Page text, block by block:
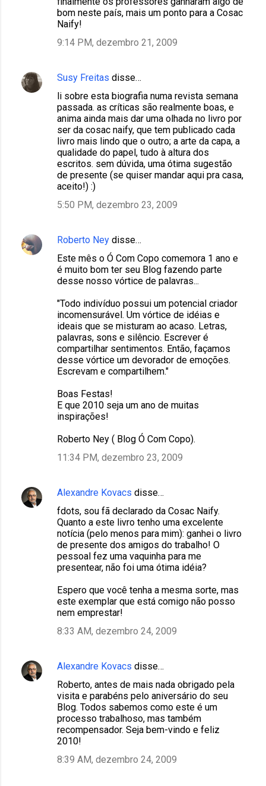
bom neste país, mais um ponto para a Cosac
Naify!
9:14 PM, dezembro 21, 2009
Susy Freitas disse…
li sobre esta biografia numa revista semana
passada. as críticas são realmente boas, e
anima ainda mais dar uma olhada no livro por
ser da cosac naify, que tem publicado cada
livro mais lindo que o outro; a arte da capa, a
qualidade do papel, tudo à altura dos
escritos. sem dúvida, uma ótima sugestão
de presente (se quiser mandar aqui pra casa,
aceito!) :)
5:50 PM, dezembro 23, 2009
Roberto Ney disse…
Este mês o Ó Com Copo comemora 1 ano e
é muito bom ter seu Blog fazendo parte
desse nosso vórtice de palavras...
"Todo indivíduo possui um potencial criador
incomensurável. Um vórtice de idéias e
ideais que se misturam ao acaso. Letras,
palavras, sons e silêncio. Escrever é
compartilhar sentimentos. Então, façamos
desse vórtice um devorador de emoções.
Escrevam e compartilhem."
Boas Festas!
E que 2010 seja um ano de muitas
inspirações!
Roberto Ney ( Blog Ó Com Copo).
11:34 PM, dezembro 23, 2009
Alexandre Kovacs disse…
fdots, sou fã declarado da Cosac Naify.
Quanto a este livro tenho uma excelente
notícia (pelo menos para mim): ganhei o livro
de presente dos amigos do trabalho! O
pessoal fez uma vaquinha para me
presentear, não foi uma ótima idéia?
Espero que você tenha a mesma sorte, mas
este exemplar que está comigo não posso
nem emprestar!
8:33 AM, dezembro 24, 2009
Alexandre Kovacs disse…
Roberto, antes de mais nada obrigado pela
visita e parabéns pelo aniversário do seu
Blog. Todos sabemos como este é um
processo trabalhoso, mas também
recompensador. Seja bem-vindo e feliz
2010!
8:39 AM, dezembro 24, 2009